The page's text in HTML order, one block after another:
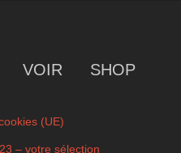
VOIR SHOP
(UE)
– votre sélection